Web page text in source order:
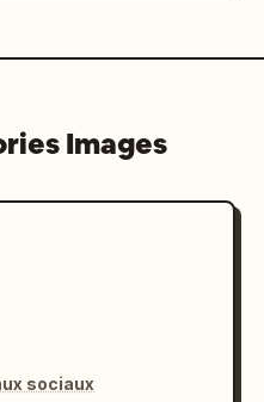
Images
sociaux